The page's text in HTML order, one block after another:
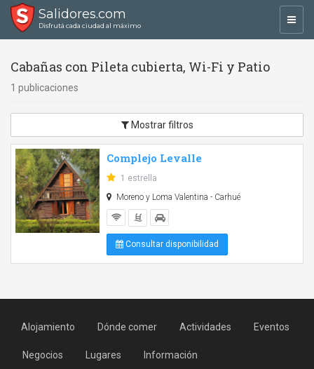
Salidores.com
Disfrutá cada ciudad al máximo
Cabañas con Pileta cubierta, Wi-Fi y Patio
1 publicaciones
Mostrar filtros
Complejo Levalle
1 estrella
Moreno y Loma Valentina - Carhué
Consultar disponibilidad
Alojamiento Dónde comer Actividades Eventos
Negocios Lugares Información